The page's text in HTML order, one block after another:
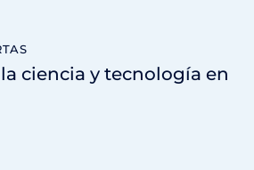
ciencia y tecnología en